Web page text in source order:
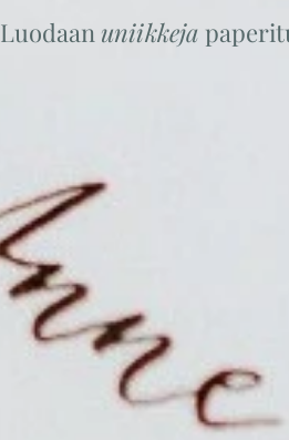
Luodaan uniikkeja